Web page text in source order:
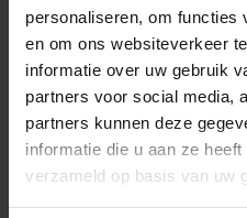
personaliseren, om functies
en om ons websiteverkeer
informatie over uw gebruik
partners voor social media,
partners kunnen deze
informatie die u aan ze
verzameld op basis van uw
Voor de chef is het
én voldaan voelen. “Niet
honger naar huis. Onze
jaar – ze moeten allemaal
juiste voorbereiding én
De keuken van Het